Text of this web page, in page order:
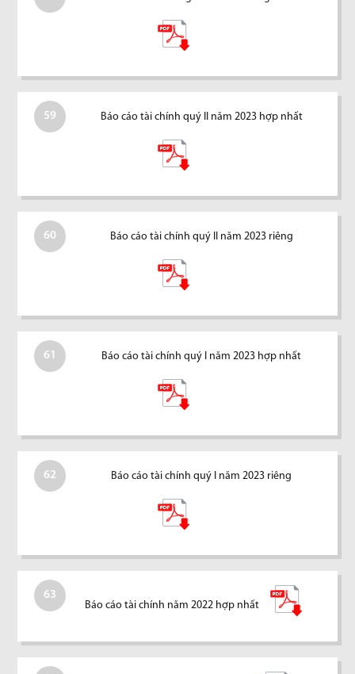
59 Báo cáo tài chính quý II năm 2023 hợp nhất
60 Báo cáo tài chính quý II năm 2023 riêng
61 Báo cáo tài chính quý I năm 2023 hợp nhất
62 Báo cáo tài chính quý I năm 2023 riêng
63
Báo cáo tài chính năm 2022 hợp nhất